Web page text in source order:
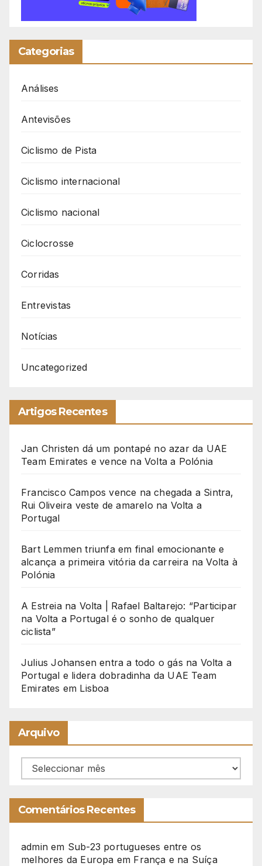
Categorias
Análises
Antevisões
Ciclismo de Pista
Ciclismo internacional
Ciclismo nacional
Ciclocrosse
Corridas
Entrevistas
Notícias
Uncategorized
Artigos Recentes
Jan Christen dá um pontapé no azar da UAE
Team Emirates e vence na Volta a Polónia
Francisco Campos vence na chegada a Sintra,
Rui Oliveira veste de amarelo na Volta a
Portugal
Bart Lemmen triunfa em final emocionante e
alcança a primeira vitória da carreira na Volta à
Polónia
A Estreia na Volta | Rafael Baltarejo: “Participar
na Volta a Portugal é o sonho de qualquer
ciclista”
Julius Johansen entra a todo o gás na Volta a
Portugal e lidera dobradinha da UAE Team
Emirates em Lisboa
Arquivo
Arquivo
Comentários Recentes
admin em Sub-23 portugueses entre os
melhores da Europa em França e na Suíça